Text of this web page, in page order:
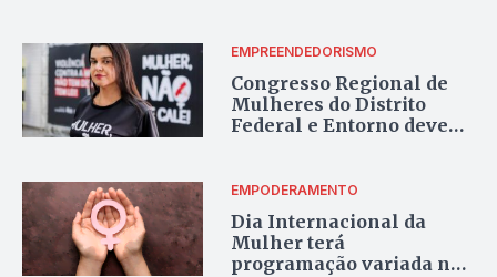
EMPREENDEDORISMO
Congresso Regional de
Mulheres do Distrito
Federal e Entorno deve
EMPODERAMENTO
Dia Internacional da
Mulher terá
programação variada nos